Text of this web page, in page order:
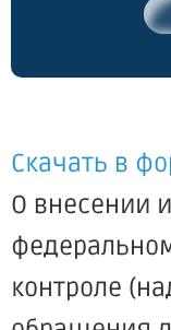
Скачать в
О внесении
контроле